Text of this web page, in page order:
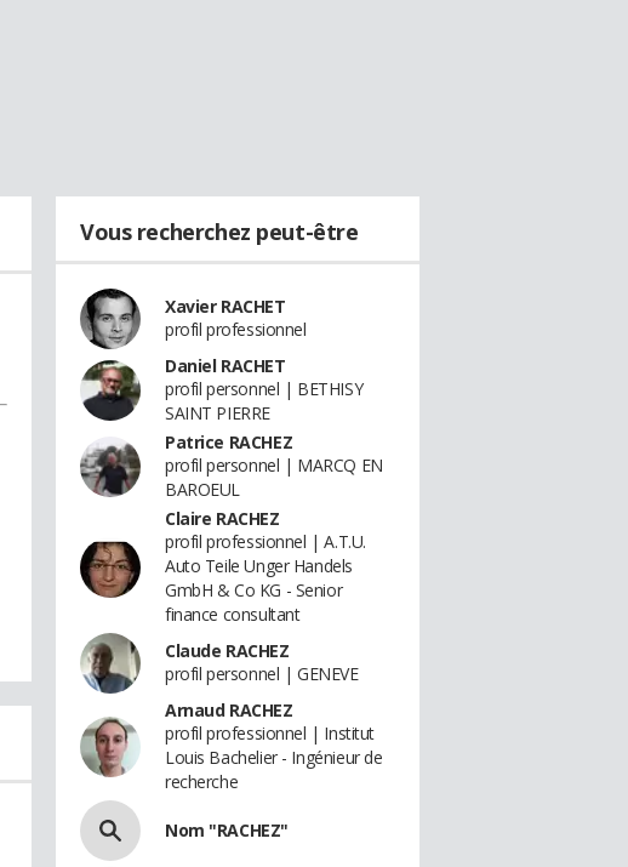
Vous recherchez peut-être
Xavier RACHET
profil professionnel
Daniel RACHET
profil personnel | BETHISY
SAINT PIERRE
Patrice RACHEZ
profil personnel | MARCQ EN
BAROEUL
Claire RACHEZ
profil professionnel | A.T.U.
Auto Teile Unger Handels
GmbH & Co KG - Senior
finance consultant
Claude RACHEZ
profil personnel | GENEVE
Arnaud RACHEZ
profil professionnel | Institut
Louis Bachelier - Ingénieur de
recherche
Nom "RACHEZ"